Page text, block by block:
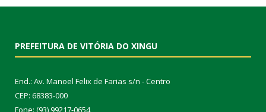
PREFEITURA DE VITÓRIA DO XINGU
End.: Av. Manoel Felix de Farias s/n - Centro
CEP: 68383-000
Fone: (93) 99217-0654